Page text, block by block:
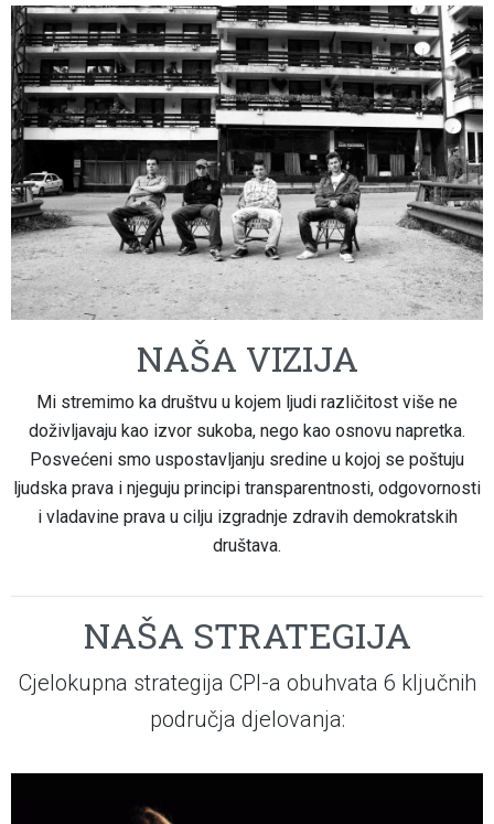
NAŠA VIZIJA
Mi stremimo ka društvu u kojem ljudi različitost više ne
doživljavaju kao izvor sukoba, nego kao osnovu napretka.
Posvećeni smo uspostavljanju sredine u kojoj se poštuju
ljudska prava i njeguju principi transparentnosti, odgovornosti
i vladavine prava u cilju izgradnje zdravih demokratskih
društava.
NAŠA STRATEGIJA
Cjelokupna strategija CPI-a obuhvata 6 ključnih
područja djelovanja: